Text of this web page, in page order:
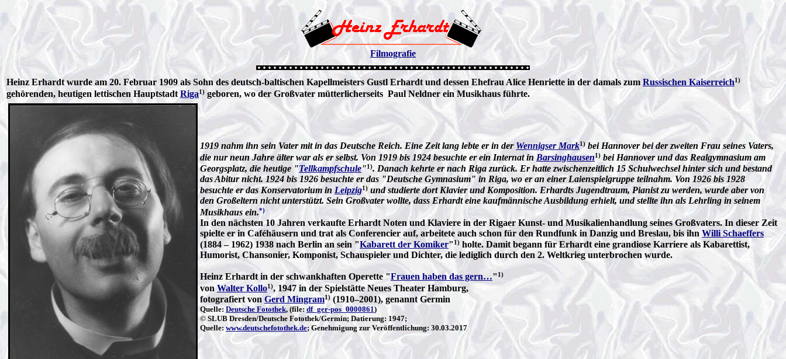
Filmografie
Heinz Erhardt wurde am 20. Februar 1909 als Sohn des deutsch-baltischen Kapellmeisters Gustl Erhardt und dessen Ehefrau Alice Henriette in der damals zum Russischen Kaiserreich1)
gehörenden, heutigen lettischen Hauptstadt Riga1) geboren, wo der Großvater mütterlicherseits Paul Neldner ein Musikhaus führte.
1919 nahm ihn sein Vater mit in das Deutsche Reich. Eine Zeit lang lebte er in der Wennigser Mark1) bei Hannover bei der zweiten Frau seines Vaters,
die nur neun Jahre älter war als er selbst. Von 1919 bis 1924 besuchte er ein Internat in Barsinghausen1) bei Hannover und das Realgymnasium am
Georgsplatz, die heutige "Tellkampfschule"1). Danach kehrte er nach Riga zurück. Er hatte zwischenzeitlich 15 Schulwechsel hinter sich und bestand
das Abitur nicht. 1924 bis 1926 besuchte er das "Deutsche Gymnasium" in Riga, wo er an einer Laienspielgruppe teilnahm. Von 1926 bis 1928
besuchte er das Konservatorium in Leipzig1) und studierte dort Klavier und Komposition. Erhardts Jugendtraum, Pianist zu werden, wurde aber von
den Großeltern nicht unterstützt. Sein Großvater wollte, dass Erhardt eine kaufmännische Ausbildung erhielt, und stellte ihn als Lehrling in seinem
Musikhaus ein.*)
In den nächsten 10 Jahren verkaufte Erhardt Noten und Klaviere in der Rigaer Kunst- und Musikalienhandlung seines Großvaters. In dieser Zeit
spielte er in Caféhäusern und trat als Conferencier auf, arbeitete auch schon für den Rundfunk in Danzig und Breslau, bis ihn Willi Schaeffers
(1884 – 1962) 1938 nach Berlin an sein "Kabarett der Komiker" 1) holte. Damit begann für Erhardt eine grandiose Karriere als Kabarettist,
Humorist, Chansonier, Komponist, Schauspieler und Dichter, die lediglich durch den 2. Weltkrieg unterbrochen wurde.
Heinz Erhardt in der schwankhaften Operette "Frauen haben das gern…" 1)
vonWalter Kollo1), 1947 in der Spielstätte Neues Theater Hamburg,
fotografiert von Gerd Mingram1) (1910–2001), genannt Germin
Quelle: Deutsche Fotothek, (file: df_ger-pos_0000861)
© SLUB Dresden/Deutsche Fotothek/Germin; Datierung: 1947;
Quelle:www.deutschefotothek.de; Genehmigung zur Veröffentlichung: 30.03.2017